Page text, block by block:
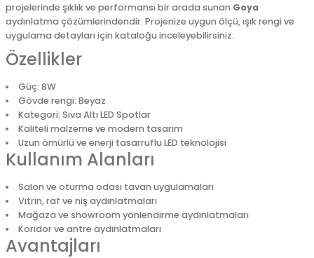
projelerinde şıklık ve performansı bir arada sunan Goya
aydınlatma çözümlerindendir. Projenize uygun ölçü, ışık rengi ve
uygulama detayları için kataloğu inceleyebilirsiniz.
Özellikler
Güç: 8W
Gövde rengi: Beyaz
Kategori: Sıva Altı LED Spotlar
Kaliteli malzeme ve modern tasarım
Uzun ömürlü ve enerji tasarruflu LED teknolojisi
Kullanım Alanları
Salon ve oturma odası tavan uygulamaları
Vitrin, raf ve niş aydınlatmaları
Mağaza ve showroom yönlendirme aydınlatmaları
Koridor ve antre aydınlatmaları
Avantajları